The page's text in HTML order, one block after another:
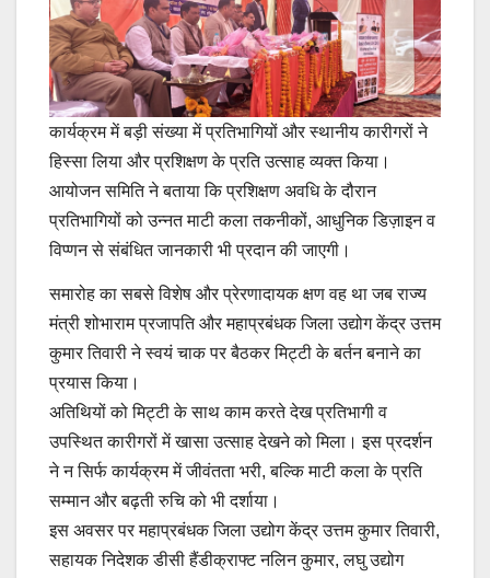
कार्यक्रम में बड़ी संख्या में प्रतिभागियों और स्थानीय कारीगरों ने
हिस्सा लिया और प्रशिक्षण के प्रति उत्साह व्यक्त किया।
आयोजन समिति ने बताया कि प्रशिक्षण अवधि के दौरान
प्रतिभागियों को उन्नत माटी कला तकनीकों, आधुनिक डिज़ाइन व
विप्णन से संबंधित जानकारी भी प्रदान की जाएगी।
समारोह का सबसे विशेष और प्रेरणादायक क्षण वह था जब राज्य
मंत्री शोभाराम प्रजापति और महाप्रबंधक जिला उद्योग केंद्र उत्तम
कुमार तिवारी ने स्वयं चाक पर बैठकर मिट्टी के बर्तन बनाने का
प्रयास किया।
अतिथियों को मिट्टी के साथ काम करते देख प्रतिभागी व
उपस्थित कारीगरों में खासा उत्साह देखने को मिला। इस प्रदर्शन
ने न सिर्फ कार्यक्रम में जीवंतता भरी, बल्कि माटी कला के प्रति
सम्मान और बढ़ती रुचि को भी दर्शाया।
इस अवसर पर महाप्रबंधक जिला उद्योग केंद्र उत्तम कुमार तिवारी,
सहायक निदेशक डीसी हैंडीक्राफ्ट नलिन कुमार, लघु उद्योग